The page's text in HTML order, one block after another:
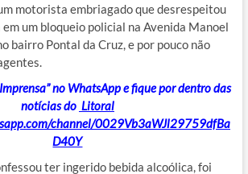
motorista embriagado que desrespeitou
um bloqueio policial na Avenida Manoel
bairro Pontal da Cruz, e por pouco não
no WhatsApp e fique por dentro das
notícias do Litoral
channel/0029Vb3aWJl29759dfBa
D40Y
ter ingerido bebida alcoólica, foi